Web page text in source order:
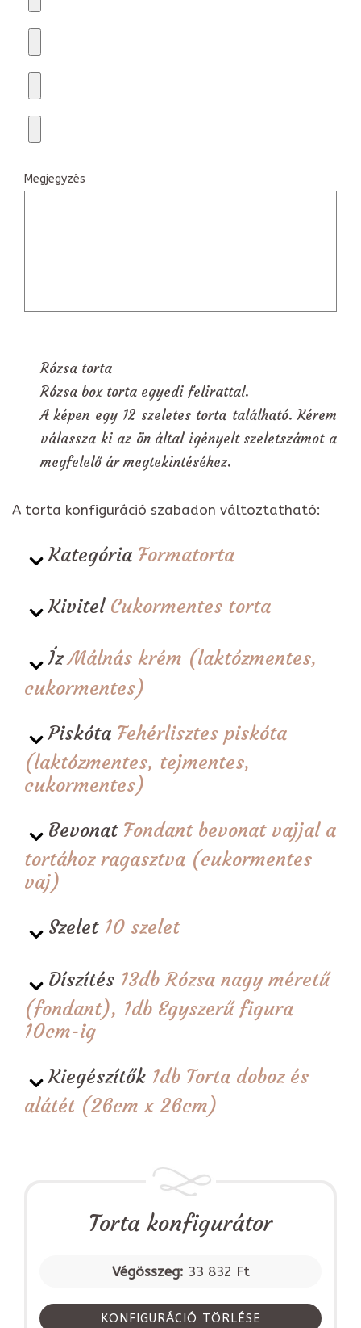
Megjegyzés
Rózsa torta
Rózsa box torta egyedi felirattal.
A képen egy 12 szeletes torta található. Kérem
válassza ki az ön által igényelt szeletszámot a
megfelelő ár megtekintéséhez.
A torta konfiguráció szabadon változtatható:
Kategória Formatorta
Kivitel Cukormentes torta
ÍzMálnás krém (laktózmentes,
cukormentes)
Piskóta Fehérlisztes piskóta
(laktózmentes, tejmentes,
cukormentes)
Bevonat Fondant bevonat vajjal a
tortához ragasztva (cukormentes
vaj)
Szelet 10 szelet
Díszítés 13db Rózsa nagy méretű
(fondant), 1db Egyszerű figura
10cm-ig
Kiegészítők 1db Torta doboz és
alátét (26cm x 26cm)
Torta konfigurátor
Végösszeg: 33 832 Ft
KONFIGURÁCIÓ TÖRLÉSE